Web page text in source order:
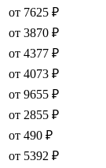
от 7625 ₽
от 3870 ₽
от 4377 ₽
от 4073 ₽
от 9655 ₽
от 2855 ₽
от 490 ₽
от 5392 ₽